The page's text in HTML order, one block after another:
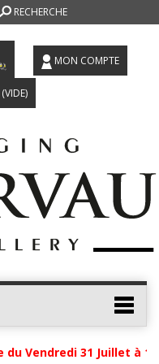
RECHERCHE
MON COMPTE
(VIDE)
Vendredi 31 Juillet à